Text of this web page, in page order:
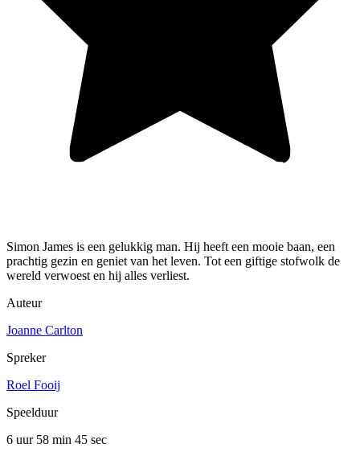
Simon James is een gelukkig man. Hij heeft een mooie baan, een
prachtig gezin en geniet van het leven. Tot een giftige stofwolk de
wereld verwoest en hij alles verliest.
Auteur
Joanne Carlton
Spreker
Roel Fooij
Speelduur
6 uur 58 min 45 sec